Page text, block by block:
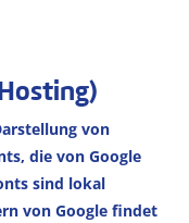
von
die von Google
sind lokal
von Google findet